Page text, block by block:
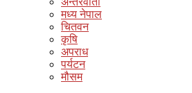
मध्य नेपाल
चितवन
कृषि
अपराध
पर्यटन
मौसम